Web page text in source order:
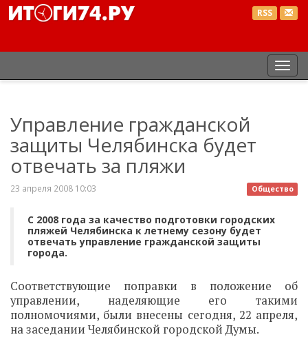
RSS
Управление гражданской
защиты Челябинска будет
отвечать за пляжи
Общество
23 апреля 2008 10:03
С 2008 года за качество подготовки городских
пляжей Челябинска к летнему сезону будет
отвечать управление гражданской защиты
города.
Соответствующие поправки в положение об
управлении, наделяющие его такими
полномочиями, были внесены сегодня, 22 апреля,
на заседании Челябинской городской Думы.